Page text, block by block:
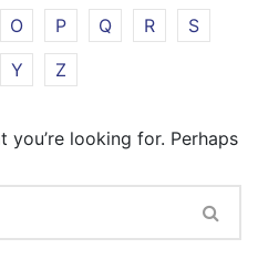
O P Q R
S
Y Z
you’re looking for. Perhaps